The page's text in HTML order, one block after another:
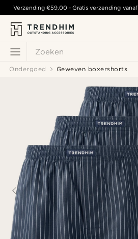
Zoeken
Verzending€59,00 - Gratis verzending vanaf
Ondergoed Geweven boxershorts